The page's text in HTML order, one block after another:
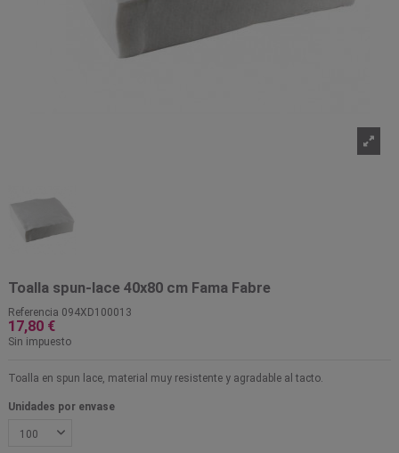
Toalla spun-lace 40x80 cm Fama Fabre
Referencia 094XD100013
17,80 €
Sin impuesto
Toalla en spun lace, material muy resistente y agradable al tacto.
Unidades por envase